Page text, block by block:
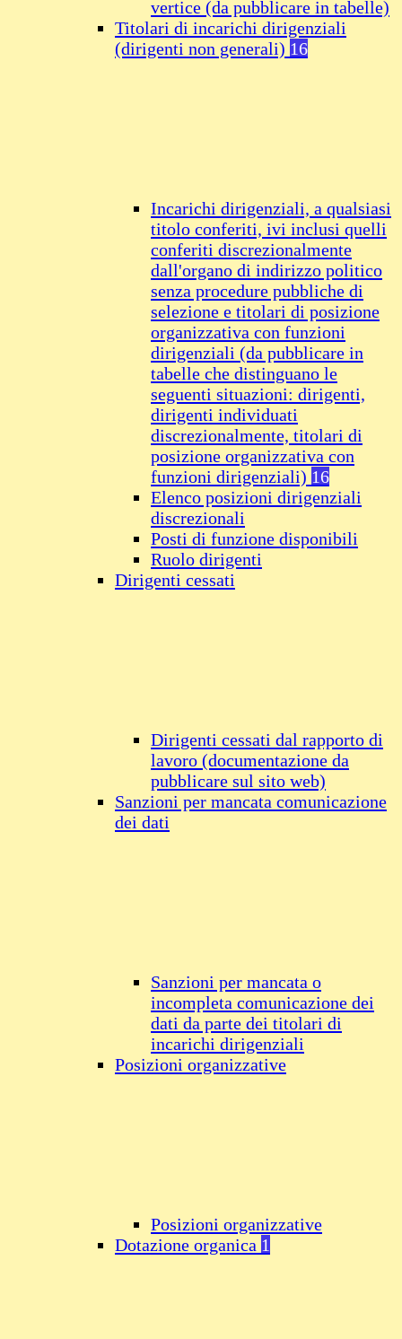
vertice (da pubblicare in tabelle)
Titolari di incarichi dirigenziali
(dirigenti non generali) 16
Incarichi dirigenziali, a qualsiasi
titolo conferiti, ivi inclusi quelli
conferiti discrezionalmente
dall'organo di indirizzo politico
senza procedure pubbliche di
selezione e titolari di posizione
organizzativa con funzioni
dirigenziali (da pubblicare in
tabelle che distinguano le
seguenti situazioni: dirigenti,
dirigenti individuati
discrezionalmente, titolari di
posizione organizzativa con
funzioni dirigenziali) 16
Elenco posizioni dirigenziali
discrezionali
Posti di funzione disponibili
Ruolo dirigenti
Dirigenti cessati
Dirigenti cessati dal rapporto di
lavoro (documentazione da
pubblicare sul sito web)
Sanzioni per mancata comunicazione
dei dati
Sanzioni per mancata o
incompleta comunicazione dei
dati da parte dei titolari di
incarichi dirigenziali
Posizioni organizzative
Posizioni organizzative
Dotazione organica 1